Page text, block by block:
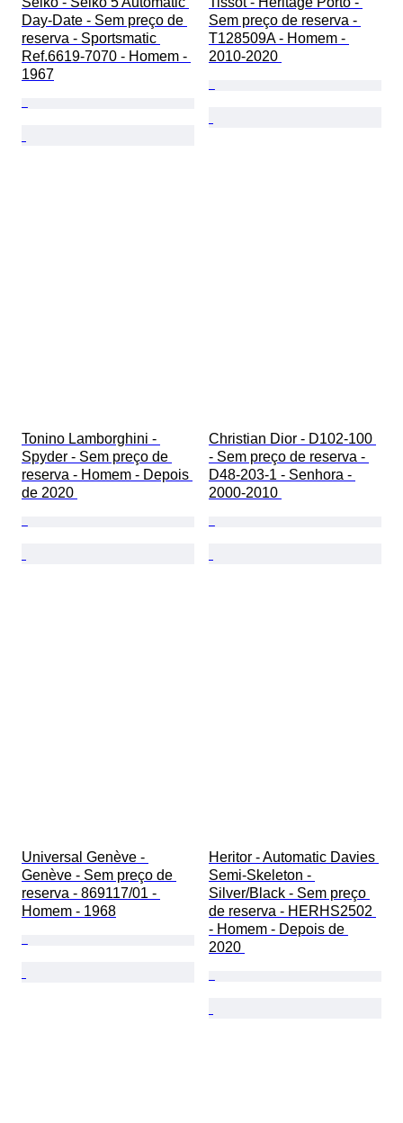
Day-Date - Sem preço de
reserva - Sportsmatic
Ref.6619-7070 - Homem -
1967
Sem preço de reserva -
T128509A - Homem -
2010-2020
Tonino Lamborghini -
Spyder - Sem preço de
reserva - Homem - Depois
de 2020
Christian Dior - D102-100
- Sem preço de reserva -
D48-203-1 - Senhora -
2000-2010
Universal Genève -
Genève - Sem preço de
reserva - 869117/01 -
Homem - 1968
Heritor - Automatic Davies
Semi-Skeleton -
Silver/Black - Sem preço
de reserva - HERHS2502
- Homem - Depois de
2020